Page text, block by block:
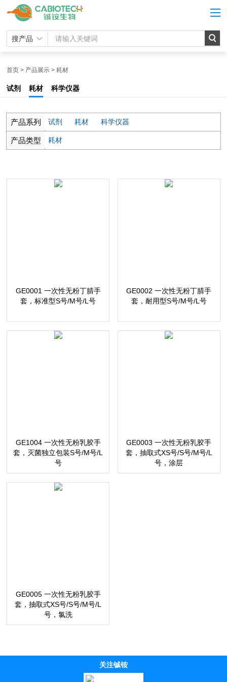
搜产品
首页 > 产品展示 >耗材
试剂 耗材 科学仪器
产品系列 试剂 耗材 科学仪器
产品类型 耗材
GE0001 一次性无粉丁腈手
套，标准型S号/M号/L号
GE0002 一次性无粉丁腈手
套，耐用型S号/M号/L号
GE1004 一次性无粉乳胶手
套，灭菌独立包装S号/M号/L
号
GE0003 一次性无粉乳胶手
套，抽取式XS号/S号/M号/L
号，涂层
GE0005 一次性无粉乳胶手
套，抽取式XS号/S号/M号/L
号，氯洗
关注铖铵